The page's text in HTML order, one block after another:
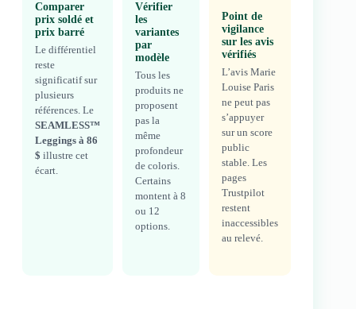
Comparer
prix soldé et
prix barré
Le différentiel
reste
significatif sur
plusieurs
références. Le
SEAMLESS™
Leggings à 86
$ illustre cet
écart.
Vérifier
les
variantes
par
modèle
Tous les
produits ne
proposent
pas la
même
profondeur
de coloris.
Certains
montent à 8
ou 12
options.
Point de
vigilance
sur les avis
vérifiés
L’avis Marie
Louise Paris
ne peut pas
s’appuyer
sur un score
public
stable. Les
pages
Trustpilot
restent
inaccessibles
au relevé.